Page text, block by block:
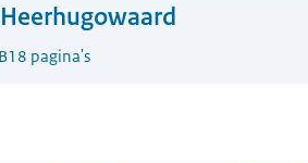
18 pagina's